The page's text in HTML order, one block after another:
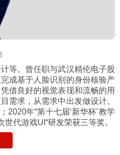
等。曾任职与武汉精伦电子股
成基于人脸识别的身份核验产
借良好的视觉表现和流畅的用
需求，从需求中出发做设计。
2020年“第十七届‘新华杯’教学
代游戏UI“研发荣获三等奖。